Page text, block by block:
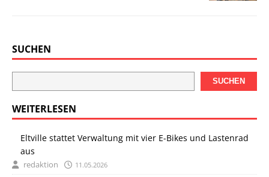
SUCHEN
SUCHEN
WEITERLESEN
Eltville stattet Verwaltung mit vier E-Bikes und Lastenrad
aus
redaktion 11.05.2026